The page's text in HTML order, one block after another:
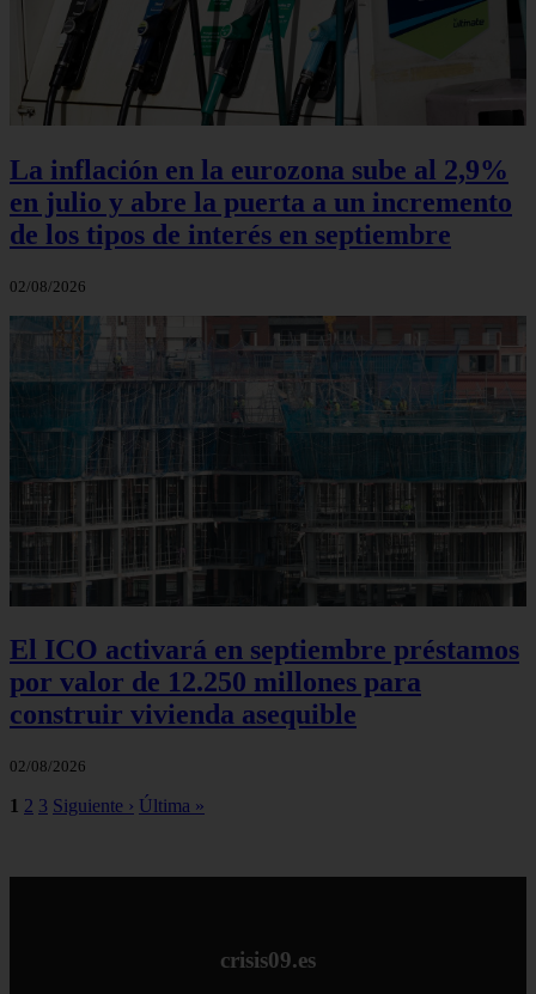
La inflación en la eurozona sube al 2,9%
en julio y abre la puerta a un incremento
de los tipos de interés en septiembre
02/08/2026
El ICO activará en septiembre préstamos
por valor de 12.250 millones para
construir vivienda asequible
02/08/2026
1 2 3 Siguiente › Última »
crisis09.es